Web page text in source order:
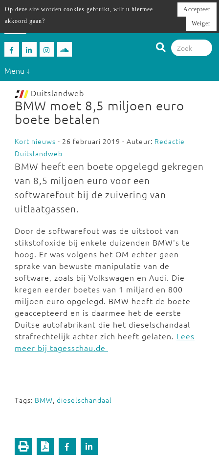
Menu ↓
Duitslandweb
BMW moet 8,5 miljoen euro
boete betalen
Kort nieuws - 26 februari 2019 - Auteur: Redactie
Duitslandweb
BMW heeft een boete opgelegd gekregen
van 8,5 miljoen euro voor een
softwarefout bij de zuivering van
uitlaatgassen.
Door de softwarefout was de uitstoot van
stikstofoxide bij enkele duizenden BMW's te
hoog. Er was volgens het OM echter geen
sprake van bewuste manipulatie van de
software, zoals bij Volkswagen en Audi. Die
kregen eerder boetes van 1 miljard en 800
miljoen euro opgelegd. BMW heeft de boete
geaccepteerd en is daarmee het de eerste
Duitse autofabrikant die het dieselschandaal
strafrechtelijk achter zich heeft gelaten. Lees
meer bij tagesschau.de
Tags: BMW, dieselschandaal
Op deze site worden cookies gebruikt, wilt u hiermee
akkoord gaan?
Accepteer
Weiger